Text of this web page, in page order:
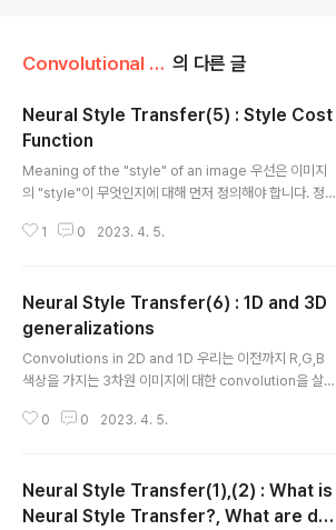
Convolutional Neural Networks/4주차 의 다른 글
Neural Style Transfer(5) : Style Cost
Function
Meaning of the "style" of an image 우선은 이미지
의 "style"이 무엇인지에 대해 먼저 정의해야 합니다. 정의
데요, 다른 채널의 결과를 겹쳐 놓았을 때, 동일한 위치에서
an image 위 예시에서 빨간색 채널과 노란색 채널의 상관
관계를 비교합니다. 두 채널이 높은 상관관계를 지닌다는
것은 세로줄과 주황색이라는 특징이 겹칠 가능성이 높다는
뜻입니다. 반대도 동일하게 성립하는 것이므로, 생성된 이
trix 모든 채널..
1 0 2023. 4. 5.
Neural Style Transfer(6) : 1D and 3D
generalizations
Convolutions in 2D and 1D 우리는 이전까지 R,G,B
색상을 가지는 3차원 이미지에 대한 convolution을 살펴
있습니다. 필수차원만 잘 맞춰준다면 전체 차원수는 차이
럼 height, width, depth, 그리고 channel수를 맞춰줍
니다. 다음 layer의 마지막 차원은 이전 layer의 filter수
0 0 2023. 4. 5.
Neural Style Transfer(1),(2) : What is
Neural Style Transfer?, What are de